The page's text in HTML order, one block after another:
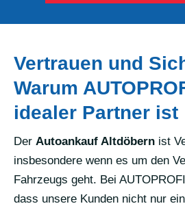
Vertrauen und
Warum
idealer Partner ist
Der Autoankauf Altdöbern ist
insbesondere wenn es um den
Fahrzeugs geht. Bei
dass unsere Kunden nicht nur